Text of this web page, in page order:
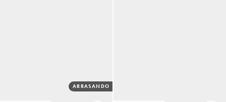
ARRASANDO